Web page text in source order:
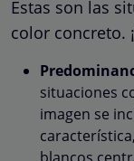
Estas son las
color concreto.
situaciones
imagen se